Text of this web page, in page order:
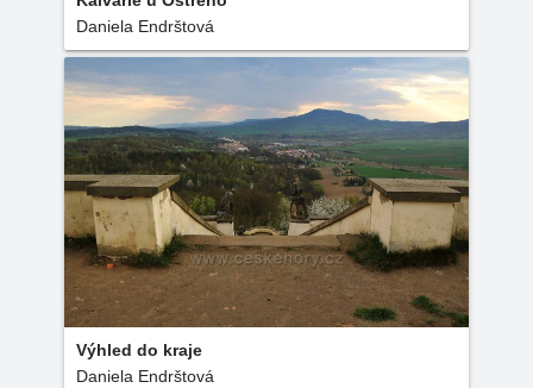
Daniela Endrštová
Výhled do kraje
Daniela Endrštová